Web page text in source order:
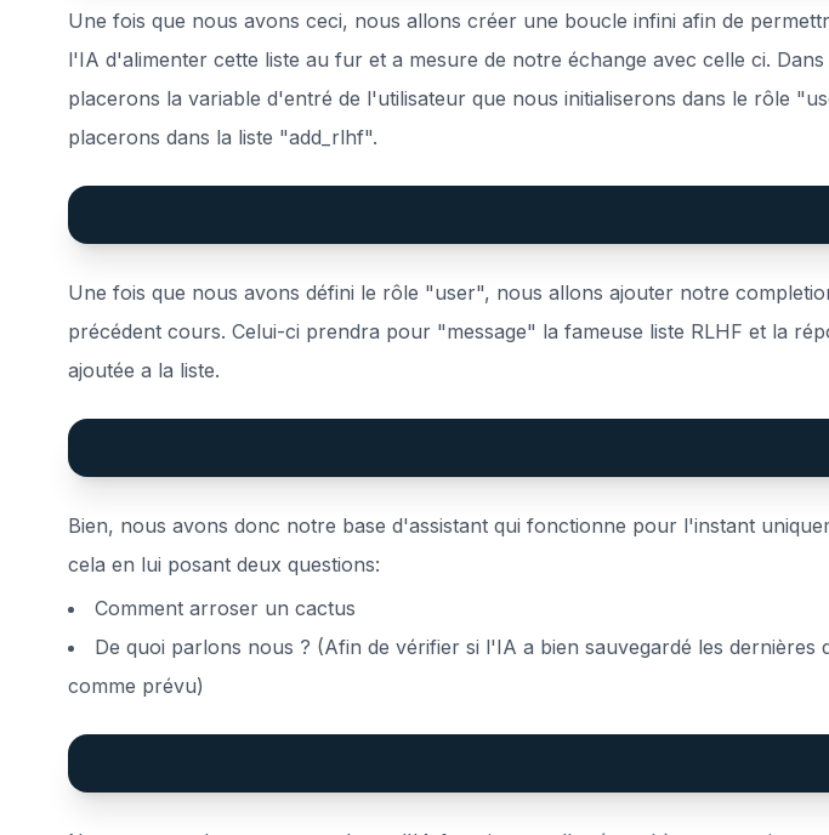
Une fois que nous avons ceci, nous allons créer une boucle infini afin de
l'IA d'alimenter cette liste au fur et a mesure de notre échange avec celle ci.
placerons la variable d'entré de l'utilisateur que nous initialiserons dans le rôle
placerons dans la liste "add_rlhf".
Une fois que nous avons défini le rôle "user", nous allons ajouter notre
précédent cours. Celui-ci prendra pour "message" la fameuse liste RLHF et la
ajoutée a la liste.
Bien, nous avons donc notre base d'assistant qui fonctionne pour l'instant
cela en lui posant deux questions:
Comment arroser un cactus
De quoi parlons nous ? (Afin de vérifier si l'IA a bien sauvegardé les dernières
comme prévu)